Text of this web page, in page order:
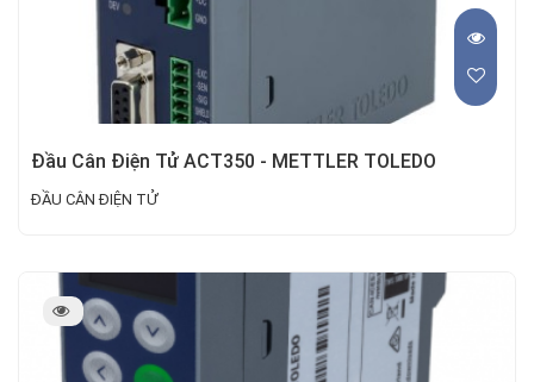
Đầu Cân Điện Tử ACT350 - METTLER TOLEDO
ĐẦU CÂN ĐIỆN TỬ